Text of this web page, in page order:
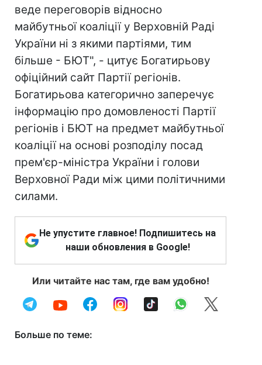
веде переговорів відносно
майбутньої коаліції у Верховній Раді
України ні з якими партіями, тим
більше - БЮТ", - цитує Богатирьову
офіційний сайт Партії регіонів.
Богатирьова категорично заперечує
інформацію про домовленості Партії
регіонів і БЮТ на предмет майбутньої
коаліції на основі розподілу посад
прем'єр-міністра України і голови
Верховної Ради між цими політичними
силами.
Не упустите главное! Подпишитесь на
наши обновления в Google!
Или читайте нас там, где вам удобно!
Больше по теме: